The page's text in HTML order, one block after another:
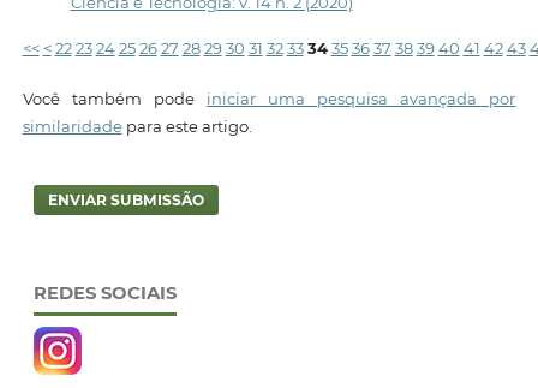
<< < 22 23 24 25 26 27 28 29 30 31 32 33 34 35 36 37 38 39 40 41 42 43
Você também pode iniciar uma pesquisa avançada por
similaridadepara este artigo.
ENVIAR SUBMISSÃO
REDES SOCIAIS